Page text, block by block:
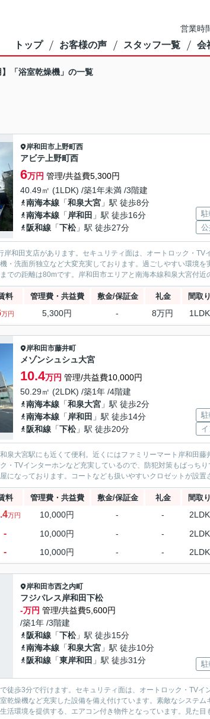
営業時
トップ お客様の声 スタッフ一覧 会
】「浴室乾燥機」の一覧
岸和田市上野町西
アビテ上野町西
6万円 管理/共益費5,300円
40.49㎡ (1LDK) /築1年未満 /3階建
南海本線 「和泉大宮 」駅 徒歩8分
南海本線 「 岸和田 」駅 徒歩16分
阪和線 「下松」駅 徒歩27分
和田支店があります。セキュリティ面は、オートロック・TV
・洗面所独立など大変充実しております。過ごしやすい環境
での距離は80mです。岸和田市エリアと南海本線和泉大宮付近
料 管理費・共益費 敷金/保証金 礼金 間取り
万円 5,300円 - 8万円 1LDK
岸和田市藤井町
メゾンシュシュ大宮
10.4万円 管理/共益費10,000円
50.29㎡ (2LDK) /築1年 /4階建
南海本線 「和泉大宮 」駅 徒歩2分
南海本線 「 岸和田 」駅 徒歩14分
阪和線 「下松」駅 徒歩20分
泉大宮駅にも近くて便利。近くにはファミリーマート岸和田藤
・TVインターホンなど充実しているので、防犯対策もばっち
になっております。コートなども扱いやすいクロゼットが設置
料 管理費・共益費 敷金/保証金 礼金 間取り
万円 10,000円 - - 2LDK
- 10,000円 - - 2LDK
- 10,000円 - - 2LDK
岸和田市西之内町
フジパレス岸和田下松
-万円 管理/共益費5,600円
/築1年 /3階建
阪和線 「下松」駅 徒歩15分
南海本線 「和泉大宮 」駅 徒歩10分
阪和線 「東岸和田 」駅 徒歩31分
徒歩3分で行けます。セキュリティ面は、オートロック・TVイ
乾燥機など充実した設備を備え付けています。素敵なシステ
活環境を提供する、エアコン付き物件となっています。見た